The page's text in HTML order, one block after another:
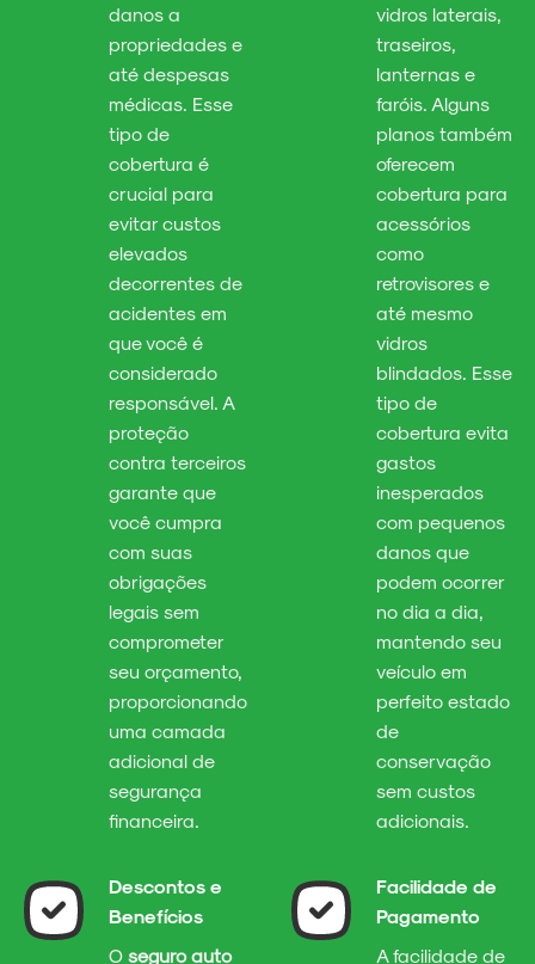
danos a
propriedades e
até despesas
médicas. Esse
tipo de
cobertura é
crucial para
evitar custos
elevados
decorrentes de
acidentes em
que você é
considerado
responsável. A
proteção
contra terceiros
garante que
você cumpra
com suas
obrigações
legais sem
comprometer
seu orçamento,
proporcionando
uma camada
adicional de
segurança
financeira.
vidros laterais,
traseiros,
lanternas e
faróis. Alguns
planos também
oferecem
cobertura para
acessórios
como
retrovisores e
até mesmo
vidros
blindados. Esse
tipo de
cobertura evita
gastos
inesperados
com pequenos
danos que
podem ocorrer
no dia a dia,
mantendo seu
veículo em
perfeito estado
de
conservação
sem custos
adicionais.
Descontos e
Benefícios
O seguro auto
Facilidade de
Pagamento
A facilidade de